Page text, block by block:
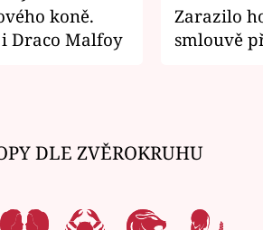
koně.
Draco Malfoy
Zarazilo
smlouvě
DLE ZVĚROKRUHU